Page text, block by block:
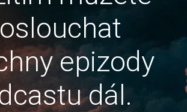
epizody
dál.